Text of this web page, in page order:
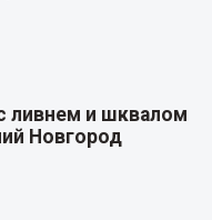
ливнем и шквалом
Новгород